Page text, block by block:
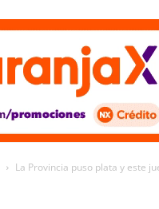
La Provincia puso plata y este